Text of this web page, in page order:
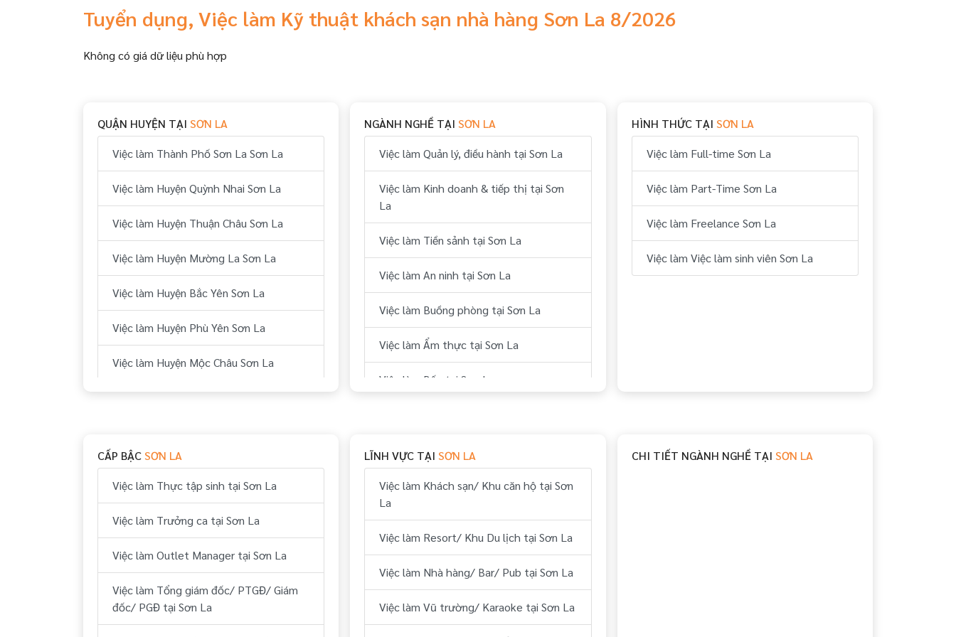
Tuyển dụng, Việc làm Kỹ thuật khách sạn nhà hàng Sơn La 8/2026
Không có giá dữ liệu phù hợp
QUẬN HUYỆN TẠI SƠN LA
Việc làm Thành Phố Sơn La Sơn La
Việc làm Huyện Quỳnh Nhai Sơn La
Việc làm Huyện Thuận Châu Sơn La
Việc làm Huyện Mường La Sơn La
Việc làm Huyện Bắc Yên Sơn La
Việc làm Huyện Phù Yên Sơn La
Việc làm Huyện Mộc Châu Sơn La
Việc làm Huyện Sông Mã Sơn La
Việc làm Huyện Sốp Cộp Sơn La
NGÀNH NGHỀ TẠISƠN LA
Việc làm Quản lý, điều hành tại Sơn La
Việc làm Kinh doanh & tiếp thị tại Sơn
La
Việc làm Tiền sảnh tại Sơn La
Việc làm An ninh tại Sơn La
Việc làm Buồng phòng tại Sơn La
Việc làm Ẩm thực tại Sơn La
Việc làm Bếp tại Sơn La
Việc làm Vui chơi & giải trí tại Sơn La
Việc làm Hành chính, nhân sự tại Sơn La
Việc làm Tài chính, kế toán tại Sơn La
Việc làm Kỹ thuật tại Sơn La
Việc làm Lái xe tại Sơn La
Việc làm Lữ hành/ Du lịch (HDV, ĐH
HÌNH THỨC TẠI SƠN LA
Việc làm Full-time Sơn La
Việc làm Part-Time Sơn La
Việc làm Freelance Sơn La
Việc làm Việc làm sinh viên Sơn La
CẤP BẬCSƠN LA
Việc làm Thực tập sinh tại Sơn La
Việc làm Trưởng ca tại Sơn La
Việc làm Outlet Manager tại Sơn La
Việc làm Tổng giám đốc/ PTGĐ/ Giám
đốc/ PGĐ tại Sơn La
LĨNH VỰC TẠISƠN LA
Việc làm Khách sạn/ Khu căn hộ tại Sơn
La
Việc làm Resort/ Khu Du lịch tại Sơn La
Việc làm Nhà hàng/ Bar/ Pub tại Sơn La
Việc làm Vũ trường/ Karaoke tại Sơn La
CHI TIẾT NGÀNH NGHỀ TẠI SƠN LA